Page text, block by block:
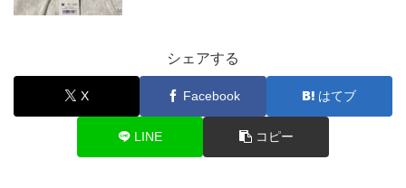
シェアする
X Facebook はてブ
LINE コピー